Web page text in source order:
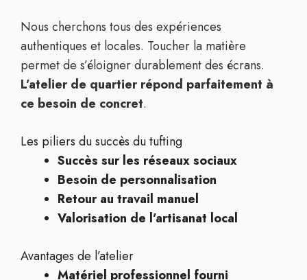
Nous cherchons tous des expériences
authentiques et locales. Toucher la matière
permet de s’éloigner durablement des écrans.
L’atelier de quartier répond parfaitement à
ce besoin de concret.
Les piliers du succès du tufting
Succès sur les réseaux sociaux
Besoin de personnalisation
Retour au travail manuel
Valorisation de l’artisanat local
Avantages de l’atelier
Matériel professionnel fourni